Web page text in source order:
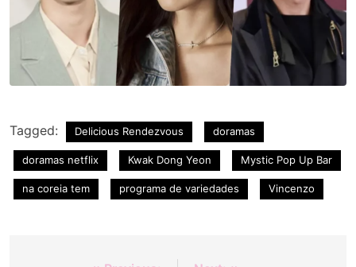
Tagged: Delicious Rendezvous doramas
doramas netflix Kwak Dong Yeon Mystic Pop Up Bar
na coreia tem programa de variedades Vincenzo